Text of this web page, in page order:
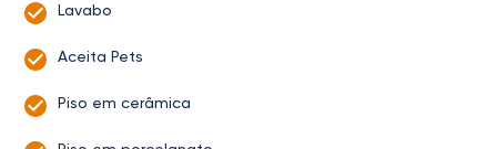
Lavabo
Aceita Pets
Piso em cerâmica